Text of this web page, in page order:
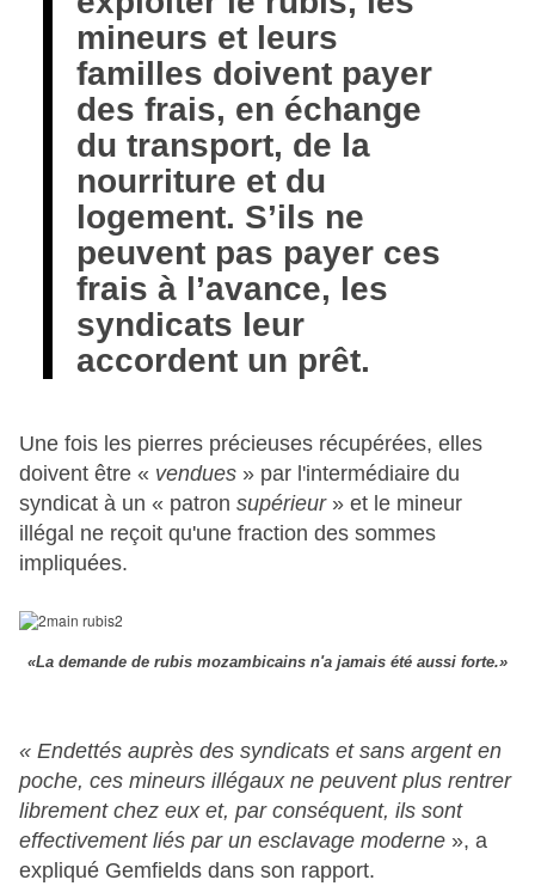
mineurs et leurs
familles doivent payer
des frais, en échange
du transport, de la
nourriture et du
logement. S’ils ne
peuvent pas payer ces
frais à l’avance, les
syndicats leur
accordent un prêt.
Une fois les pierres précieuses récupérées, elles
doivent être « vendues » par l'intermédiaire du
syndicat à un « patron supérieur » et le mineur
illégal ne reçoit qu'une fraction des sommes
impliquées.
«La demande de rubis mozambicains n'a jamais été aussi forte.»
« Endettés auprès des syndicats et sans argent en
poche, ces mineurs illégaux ne peuvent plus rentrer
librement chez eux et, par conséquent, ils sont
effectivement liés par un esclavage moderne », a
expliqué Gemfields dans son rapport.